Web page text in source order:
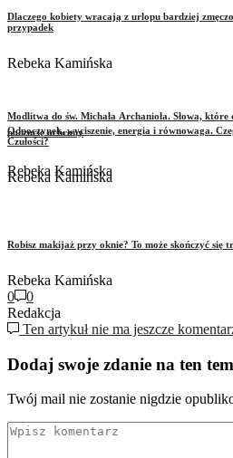
Modlitwa do św. Michała Archanioła. Słowa,
poczucie ochrony
Rebeka Kamińska
Dlaczego kobiety wracają z urlopu bardziej
przypadek
Rebeka Kamińska
Odpoczynek, wyciszenie, energia i równowaga.
Czułości?
Rebeka Kamińska
Robisz makijaż przy oknie? To może skończyć się
Rebeka Kamińska
0
0
Redakcja
Ten artykuł nie ma jeszcze
Dodaj swoje zdanie na ten
Twój mail nie zostanie nigdzie